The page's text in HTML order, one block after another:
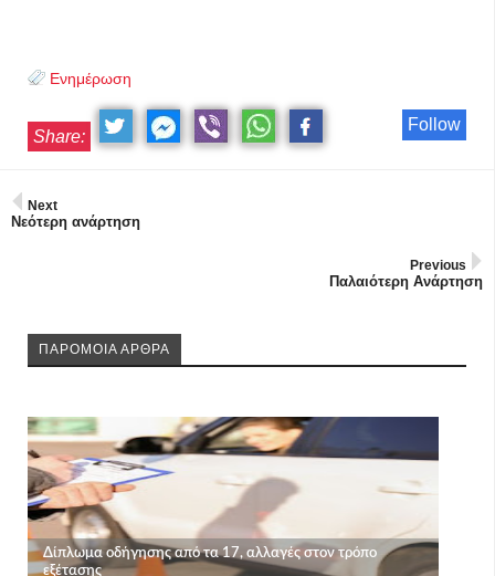
Ενημέρωση
Follow
Share:
Next
Νεότερη ανάρτηση
Previous
Παλαιότερη Ανάρτηση
ΠΑΡΟΜΟΙΑ ΑΡΘΡΑ